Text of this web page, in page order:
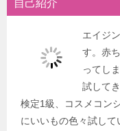
自己紹介
エイジ
す。赤
ってし
試して
検定1級、コスメコン
にいいもの色々試し